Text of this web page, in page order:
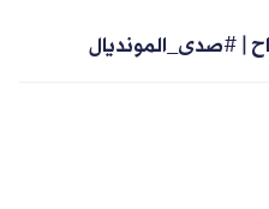
| #صدى_المونديال